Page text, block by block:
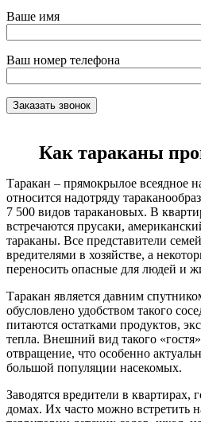
Ваше имя
Ваш номер телефона
Как тараканы
Таракан – прямокрылое всеядное
относится надотряду
7 500 видов таракановых. В
встречаются прусаки,
тараканы. Все представители
вредителями в хозяйстве, а
переносить опасные для людей и
Таракан является давним
обусловлено удобством такого
питаются остатками продуктов,
тепла. Внешний вид такого
отвращение, что особенно
большой популяции насекомых.
Заводятся вредители в квартирах,
домах. Их часто можно встретить